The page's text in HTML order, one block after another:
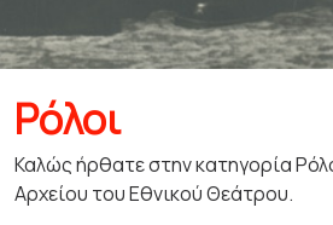
Ρόλοι
Καλώς ήρθατε στην κατηγορία
Αρχείου του Εθνικού Θεάτρου.